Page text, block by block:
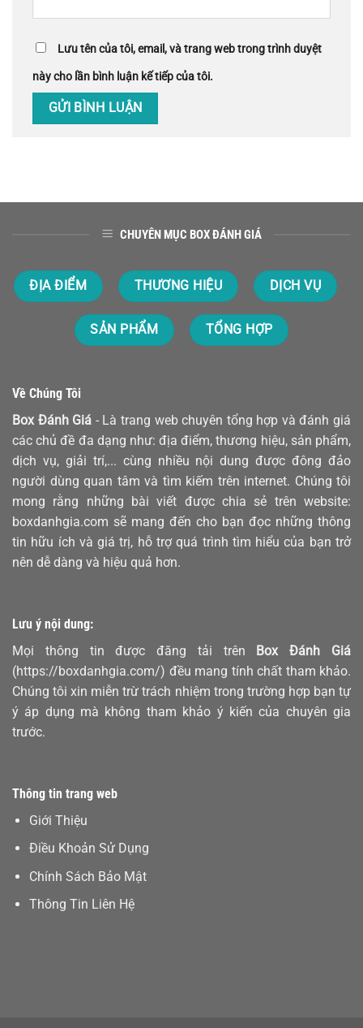
Lưu tên của tôi, email, và trang web trong trình duyệt
này cho lần bình luận kế tiếp của tôi.
CHUYÊN MỤC BOX ĐÁNH GIÁ
ĐỊA ĐIỂM THƯƠNG HIỆU DỊCH VỤ
SẢN PHẨM TỔNG HỢP
Về Chúng Tôi
Box Đánh Giá - Là trang web chuyên tổng hợp và đánh giá
các chủ đề đa dạng như: địa điểm, thương hiệu, sản phẩm,
dịch vụ, giải trí,... cùng nhiều nội dung được đông đảo
người dùng quan tâm và tìm kiếm trên internet. Chúng tôi
mong rằng những bài viết được chia sẻ trên website:
boxdanhgia.com sẽ mang đến cho bạn đọc những thông
tin hữu ích và giá trị, hỗ trợ quá trình tìm hiểu của bạn trở
nên dễ dàng và hiệu quả hơn.
Lưu ý nội dung:
Mọi thông tin được đăng tải trên Box Đánh Giá
(https://boxdanhgia.com/) đều mang tính chất tham khảo.
Chúng tôi xin miễn trừ trách nhiệm trong trường hợp bạn tự
ý áp dụng mà không tham khảo ý kiến của chuyên gia
trước.
Thông tin trang web
Giới Thiệu
Điều Khoản Sử Dụng
Chính Sách Bảo Mật
Thông Tin Liên Hệ